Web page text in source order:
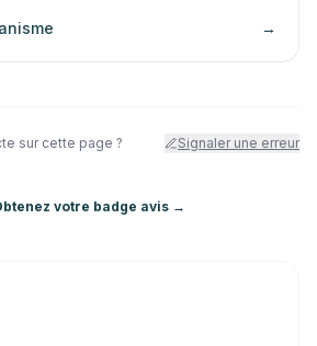
→
sur cette page ? Signaler une erreur
votre badge avis →